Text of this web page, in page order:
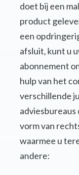
doet bij een
product
een
afsluit, kunt u
abonnement
hulp van het
verschillende
adviesbureaus
vorm van
waarmee u
andere: